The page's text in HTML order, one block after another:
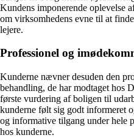
Kundens imponerende oplevelse
om virksomhedens evne til at
lejere.
Professionel og
Kunderne nævner desuden den
behandling, de har modtaget hos
første vurdering af boligen til
kunderne følt sig godt informeret
og informative tilgang under hele
hos kunderne.